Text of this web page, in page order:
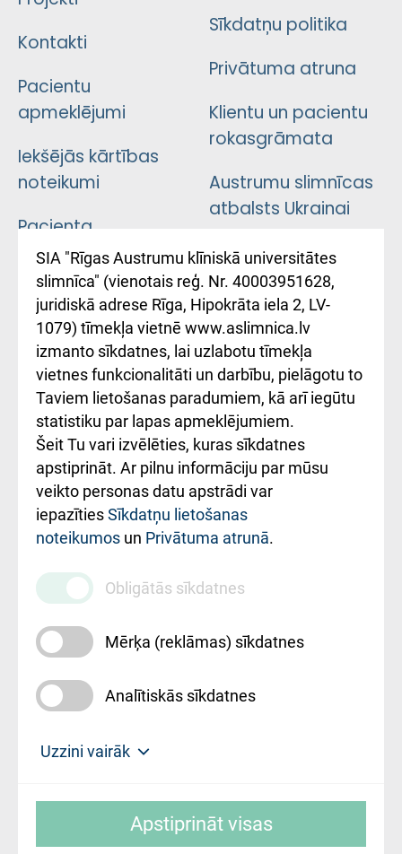
Kontakti
Pacientu
apmeklējumi
Iekšējās kārtības
noteikumi
Pacienta
atsauksmju/sūdzību
iesniegšanas
kārtība
Kā pie mums nokļūt
Rēķinu apmaksas
ceļvedis
Rekvizīti un
ārstniecības
iestādes kods
010000234
Maksas
pakalpojumu
cenrādis
Sīkdatņu politika
Privātuma atruna
Klientu un pacientu
rokasgrāmata
Austrumu slimnīcas
atbalsts Ukrainai
Підтримка Східної
лікарні та співпраця з
Україною
SIA "Rīgas Austrumu klīniskā universitātes
slimnīca" (vienotais reģ. Nr. 40003951628,
juridiskā adrese Rīga, Hipokrāta iela 2, LV-
1079) tīmekļa vietnē www.aslimnica.lv
izmanto sīkdatnes, lai uzlabotu tīmekļa
vietnes funkcionalitāti un darbību, pielāgotu to
Taviem lietošanas paradumiem, kā arī iegūtu
statistiku par lapas apmeklējumiem.
Šeit Tu vari izvēlēties, kuras sīkdatnes
apstiprināt. Ar pilnu informāciju par mūsu
veikto personas datu apstrādi var
iepazītiesSīkdatņu lietošanas
noteikumos un Privātuma atrunā.
Obligātās sīkdatnes
Mērķa (reklāmas) sīkdatnes
Analītiskās sīkdatnes
Uzzini vairāk
slimnīca, turpmāk – Pārzinis, sīkdatņu
Apstiprināt visas